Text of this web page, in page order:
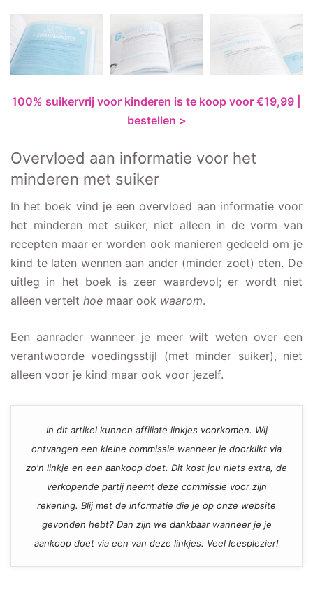
100% suikervrij voor kinderen is te koop voor €19,99 |
bestellen >
Overvloed aan informatie voor het
minderen met suiker
In het boek vind je een overvloed aan informatie voor
het minderen met suiker, niet alleen in de vorm van
recepten maar er worden ook manieren gedeeld om je
kind te laten wennen aan ander (minder zoet) eten. De
uitleg in het boek is zeer waardevol; er wordt niet
alleen vertelt hoe maar ook waarom.
Een aanrader wanneer je meer wilt weten over een
verantwoorde voedingsstijl (met minder suiker), niet
alleen voor je kind maar ook voor jezelf.
In dit artikel kunnen affiliate linkjes voorkomen. Wij
ontvangen een kleine commissie wanneer je doorklikt via
zo'n linkje en een aankoop doet. Dit kost jou niets extra, de
verkopende partij neemt deze commissie voor zijn
rekening. Blij met de informatie die je op onze website
gevonden hebt? Dan zijn we dankbaar wanneer je je
aankoop doet via een van deze linkjes. Veel leesplezier!